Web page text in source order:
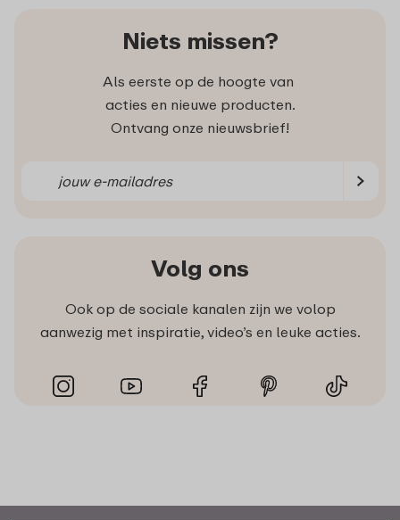
Niets missen?
Als eerste op de hoogte van
acties en nieuwe producten.
Ontvang onze nieuwsbrief!
Volg ons
Ook op de sociale kanalen zijn we volop
aanwezig met inspiratie, video’s en leuke acties.